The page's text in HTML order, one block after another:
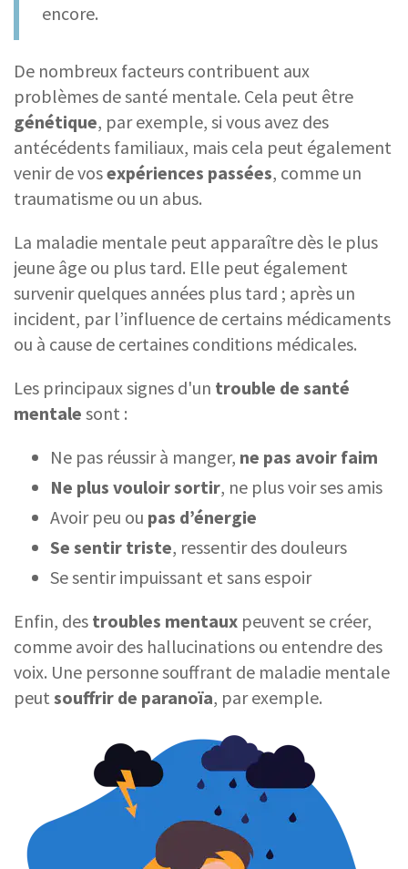
encore.
De nombreux facteurs contribuent aux
problèmes de santé mentale. Cela peut être
génétique, par exemple, si vous avez des
antécédents familiaux, mais cela peut également
venir de vosexpériences passées, comme un
traumatisme ou un abus.
La maladie mentale peut apparaître dès le plus
jeune âge ou plus tard. Elle peut également
survenir quelques années plus tard ; après un
incident, par l’influence de certains médicaments
ou à cause de certaines conditions médicales.
Les principaux signes d'un trouble de santé
mentale sont :
Ne pas réussir à manger, ne pas avoir faim
Ne plus vouloir sortir, ne plus voir ses amis
Avoir peu ou pas d’énergie
Se sentir triste, ressentir des douleurs
Se sentir impuissant et sans espoir
Enfin, des troubles mentaux peuvent se créer,
comme avoir des hallucinations ou entendre des
voix. Une personne souffrant de maladie mentale
peut souffrir de paranoïa, par exemple.